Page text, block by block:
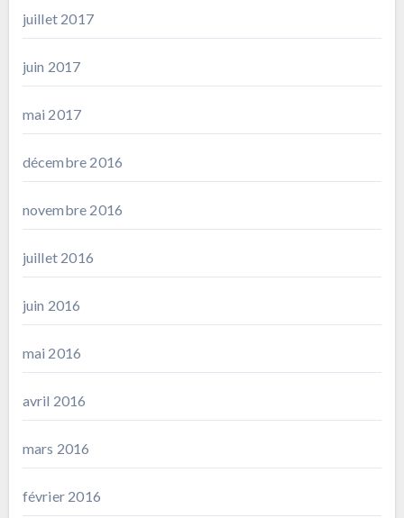
juillet 2017
juin 2017
mai 2017
décembre 2016
novembre 2016
juillet 2016
juin 2016
mai 2016
avril 2016
mars 2016
février 2016